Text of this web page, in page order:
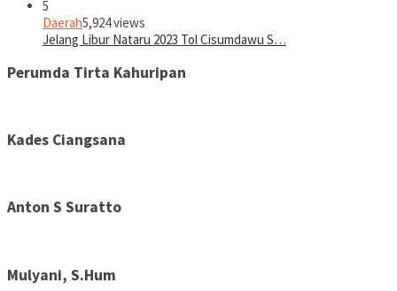
5
Daerah5,924 views
Jelang Libur Nataru 2023 Tol Cisumdawu S…
Perumda Tirta Kahuripan
Kades Ciangsana
Anton S Suratto
Mulyani, S.Hum